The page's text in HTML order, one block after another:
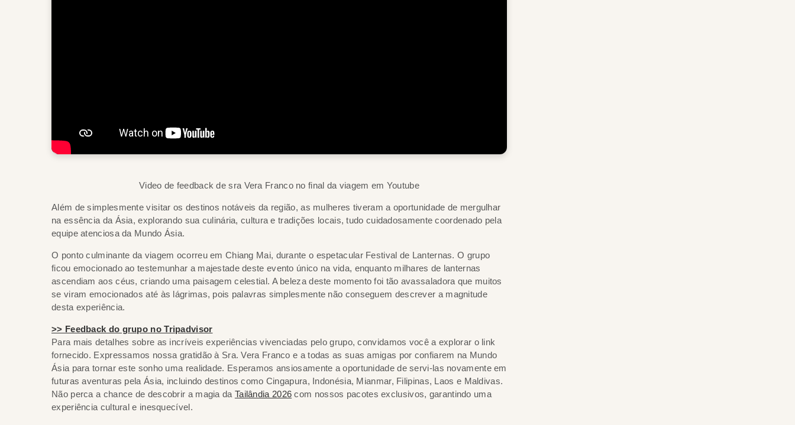
Video de feedback de sra Vera Franco no final da viagem em Youtube
Além de simplesmente visitar os destinos notáveis da região, as mulheres tiveram a oportunidade de mergulhar
na essência da Ásia, explorando sua culinária, cultura e tradições locais, tudo cuidadosamente coordenado pela
equipe atenciosa da Mundo Ásia.
O ponto culminante da viagem ocorreu em Chiang Mai, durante o espetacular Festival de Lanternas. O grupo
ficou emocionado ao testemunhar a majestade deste evento único na vida, enquanto milhares de lanternas
ascendiam aos céus, criando uma paisagem celestial. A beleza deste momento foi tão avassaladora que muitos
se viram emocionados até às lágrimas, pois palavras simplesmente não conseguem descrever a magnitude
desta experiência.
>> Feedback do grupo no Tripadvisor
Para mais detalhes sobre as incríveis experiências vivenciadas pelo grupo, convidamos você a explorar o link
fornecido. Expressamos nossa gratidão à Sra. Vera Franco e a todas as suas amigas por confiarem na Mundo
Ásia para tornar este sonho uma realidade. Esperamos ansiosamente a oportunidade de servi-las novamente em
futuras aventuras pela Ásia, incluindo destinos como Cingapura, Indonésia, Mianmar, Filipinas, Laos e Maldivas.
Não perca a chance de descobrir a magia da Tailândia 2026 com nossos pacotes exclusivos, garantindo uma
experiência cultural e inesquecível.